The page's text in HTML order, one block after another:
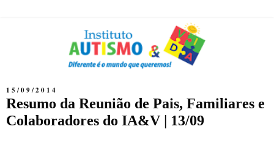
15/09/2014
Resumo da Reunião de Pais, Familiares e
Colaboradores do IA&V | 13/09